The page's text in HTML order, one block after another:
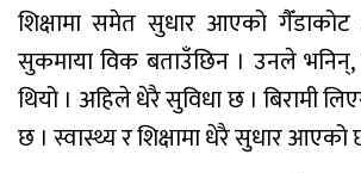
शिक्षामा समेत सुधार आएको
सुकमाया विक बताउँछिन । उनले भनिन्,
थियो । अहिले धेरै सुविधा छ । बिरामी
छ । स्वास्थ्य र शिक्षामा धेरै सुधार आएको